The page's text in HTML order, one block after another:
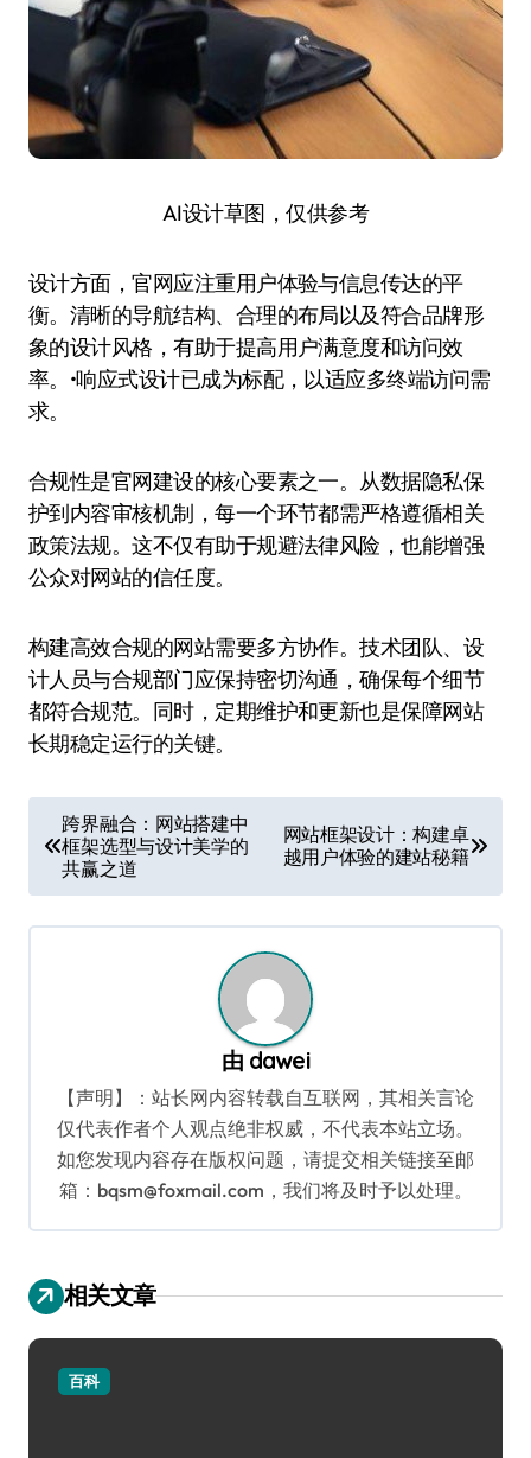
AI设计草图，仅供参考
设计方面，官网应注重用户体验与信息传达的平
衡。清晰的导航结构、合理的布局以及符合品牌形
象的设计风格，有助于提高用户满意度和访问效
率。•响应式设计已成为标配，以适应多终端访问需
求。
合规性是官网建设的核心要素之一。从数据隐私保
护到内容审核机制，每一个环节都需严格遵循相关
政策法规。这不仅有助于规避法律风险，也能增强
公众对网站的信任度。
构建高效合规的网站需要多方协作。技术团队、设
计人员与合规部门应保持密切沟通，确保每个细节
都符合规范。同时，定期维护和更新也是保障网站
长期稳定运行的关键。
章
导
航
跨界融合：网站搭建中
框架选型与设计美学的
共赢之道
网站框架设计：构建卓
越用户体验的建站秘籍
由 dawei
【声明】：站长网内容转载自互联网，其相关言论
仅代表作者个人观点绝非权威，不代表本站立场。
如您发现内容存在版权问题，请提交相关链接至邮
箱：bqsm@foxmail.com，我们将及时予以处理。
相关文章
百科